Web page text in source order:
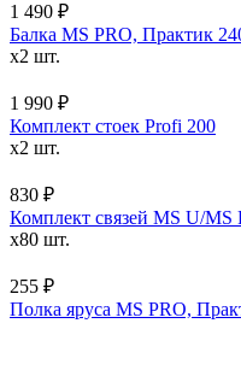
1 490 ₽
Балка MS PRO, Практик
x2 шт.
1 990 ₽
Комплект стоек Profi 200
x2 шт.
830 ₽
Комплект связей MS U/
x80 шт.
255 ₽
Полка яруса MS PRO,